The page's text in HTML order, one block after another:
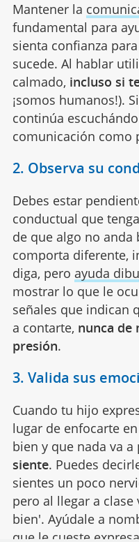
Mantener la
fundamental para
sienta confianza
sucede. Al hablar
calmado, incluso si
¡somos humanos!).
continúa
comunicación como
2. Observa su
Debes estar
conductual que
de que algo no anda
comporta diferente,
diga, pero ayuda
mostrar lo que le
señales que indican
a contarte, nunca de
presión.
3. Valida sus
Cuando tu hijo
lugar de enfocarte
bien y que nada va a
siente. Puedes
sientes un poco
pero al llegar a
bien'. Ayúdale a
que le cueste